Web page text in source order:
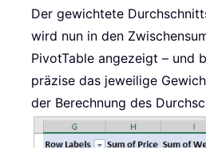
Der gewichtete
wird nun in den
PivotTable angezeigt – und
präzise das jeweilige
der Berechnung des